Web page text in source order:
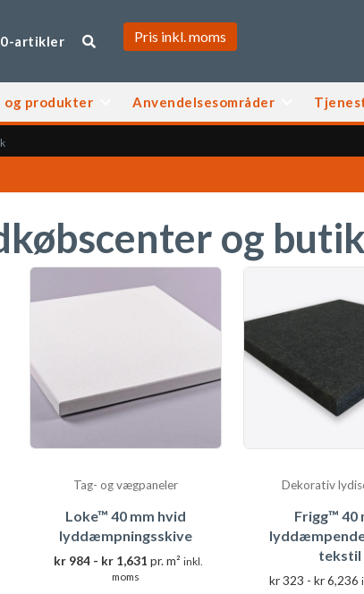
0-artikler
og produkter Anvendelsesområder
og butik
Tag- og vægpaneler
Loke™ 40 mm hvid
lyddæmpningsskive
kr984- kr1,631 pr. m² inkl.
moms
Dekorativ
Frigg™ 40
tekstil
kr323 - kr6,236